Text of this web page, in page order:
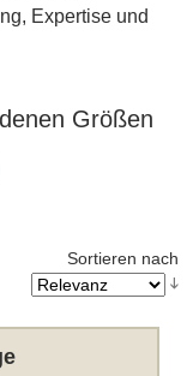
Expertise und
Größen
Sortieren nach